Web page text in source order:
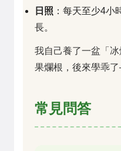
日照 ：每天至少4小
長。
我自己養了一盆「
果爛根，後來學乖
常見問答